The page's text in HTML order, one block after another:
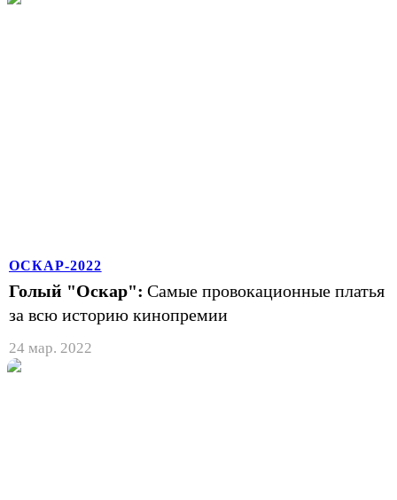
ОСКАР-2022
Голый "Оскар": Самые провокационные платья
за всю историю кинопремии
24 мар. 2022